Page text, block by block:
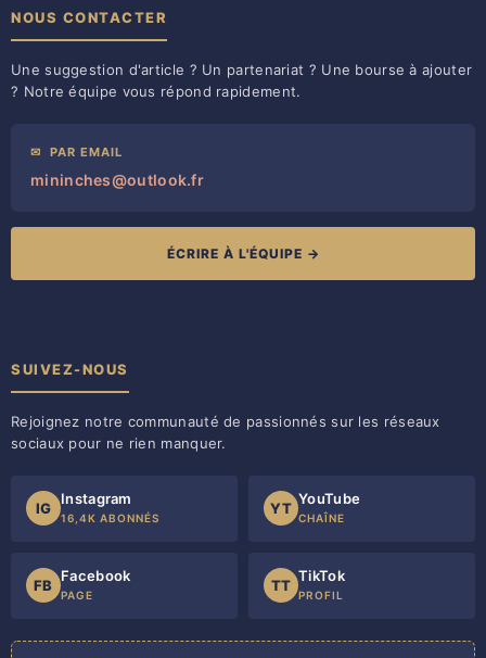
NOUS CONTACTER
Une suggestion d'article ? Un partenariat ? Une bourse à ajouter
? Notre équipe vous répond rapidement.
✉ PAR EMAIL
mininches@outlook.fr
ÉCRIRE À L'ÉQUIPE →
SUIVEZ-NOUS
Rejoignez notre communauté de passionnés sur les réseaux
sociaux pour ne rien manquer.
IG
Instagram
16,4K ABONNÉS
YT
YouTube
CHAÎNE
FB
Facebook
PAGE
TT
TikTok
PROFIL